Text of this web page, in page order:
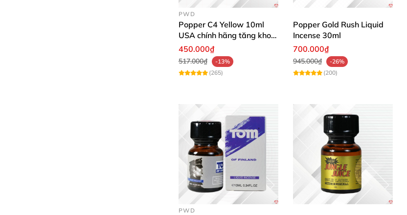
PWD
Popper C4 Yellow 10ml
USA chính hãng tăng khoái
cảm mạnh
450.000₫
517.000₫
-13%
(265)
Popper Gold Rush Liquid
Incense 30ml
700.000₫
945.000₫
-26%
(200)
PWD